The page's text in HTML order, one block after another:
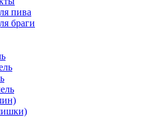
пива
браги